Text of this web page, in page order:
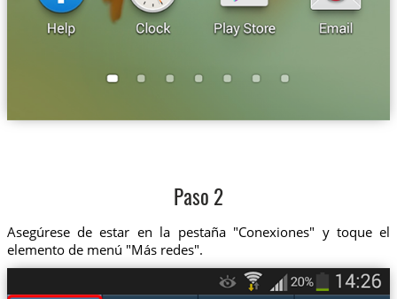
Paso 2
Asegúrese de estar en la pestaña "Conexiones" y toque el
elemento de menú "Más redes".